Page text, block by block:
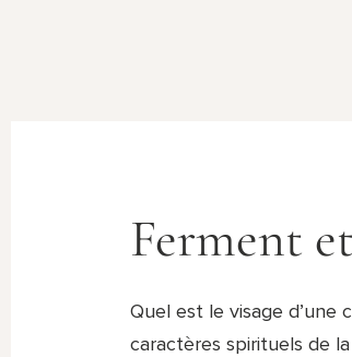
Ferment
Quel est le visage d’une
caractères spirituels de